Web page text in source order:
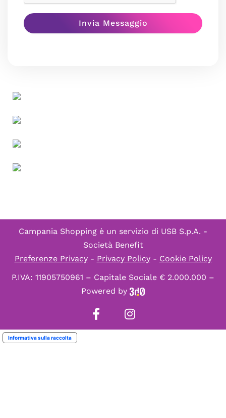
Campania Shopping è un servizio di USB S.p.A. -
Società Benefit
Preferenze Privacy- Privacy Policy- Cookie Policy
P.IVA: 11905750961 – Capitale Sociale € 2.000.000 –
Powered by
Informativa sulla raccolta